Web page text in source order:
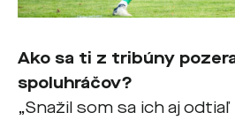
Ako sa ti z tribúny
spoluhráčov?
„Snažil som sa ich aj